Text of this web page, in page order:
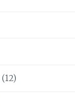
(12)